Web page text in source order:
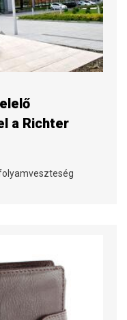
a Richter